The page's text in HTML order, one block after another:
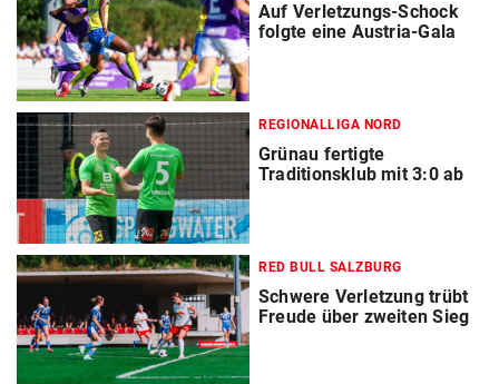
Auf Verletzungs-Schock
folgte eine Austria-Gala
REGIONALLIGA NORD
Grünau fertigte
Traditionsklub mit 3:0 ab
RED BULL SALZBURG
Schwere Verletzung trübt
Freude über zweiten Sieg